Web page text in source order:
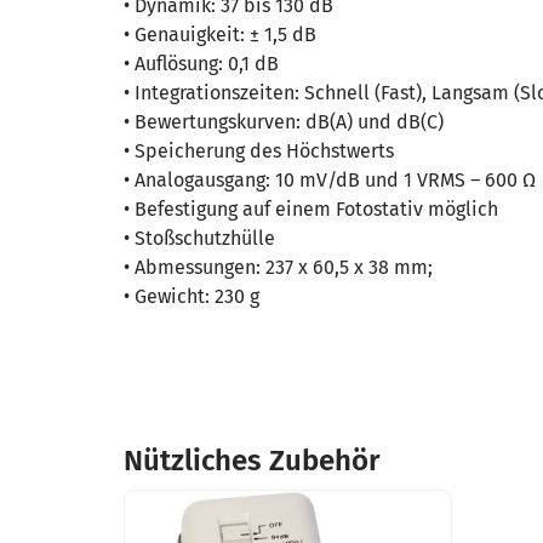
• Dynamik: 37 bis 130 dB
• Genauigkeit: ± 1,5 dB
• Auflösung: 0,1 dB
• Integrationszeiten: Schnell (Fast), Langsam
• Bewertungskurven: dB(A) und dB(C)
• Speicherung des Höchstwerts
• Analogausgang: 10 mV/dB und 1 VRMS – 600 Ω
• Befestigung auf einem Fotostativ möglich
• Stoßschutzhülle
• Abmessungen: 237 x 60,5 x 38 mm;
• Gewicht: 230 g
Nützliches Zubehör